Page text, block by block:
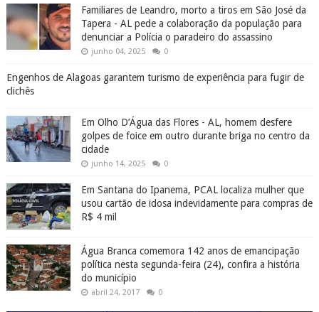
Familiares de Leandro, morto a tiros em São José da
Tapera - AL pede a colaboração da população para
denunciar a Polícia o paradeiro do assassino
junho 04, 2025 0
Engenhos de Alagoas garantem turismo de experiência para fugir de
clichês
Em Olho D’Água das Flores - AL, homem desfere
golpes de foice em outro durante briga no centro da
cidade
junho 14, 2025 0
Em Santana do Ipanema, PCAL localiza mulher que
usou cartão de idosa indevidamente para compras de
R$ 4 mil
Água Branca comemora 142 anos de emancipação
política nesta segunda-feira (24), confira a história
do município
abril 24, 2017 0